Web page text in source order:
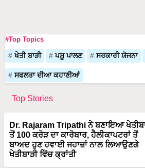
#Top Topics
ਖੇਤੀ ਬਾੜੀ ਪਸ਼ੂ ਪਾਲਣ ਸਰਕਾਰੀ ਯੋਜਨਾ
ਸਫਲਤਾ ਦੀਆ ਕਹਾਣੀਆਂ
Top Stories
Dr. Rajaram Tripathi ਨੇ ਬਣਾਇਆ
ਤੋਂ 100 ਕਰੋੜ ਦਾ ਕਾਰੋਬਾਰ, ਹੈਲੀਕਾਪਟਰਾਂ ਤੋਂ
ਬਾਅਦ ਹੁਣ ਹਵਾਈ ਜਹਾਜ਼ਾਂ ਨਾਲ ਲਿਆਉਣਗੇ
ਖੇਤੀਬਾੜੀ ਵਿੱਚ ਕ੍ਰਾਂਤੀ